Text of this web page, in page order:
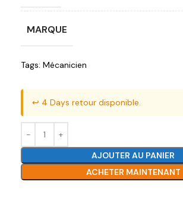
MARQUE
Tags: Mécanicien
↩️ 4 Days retour disponible.
AJOUTER AU PANIER
ACHETER MAINTENANT